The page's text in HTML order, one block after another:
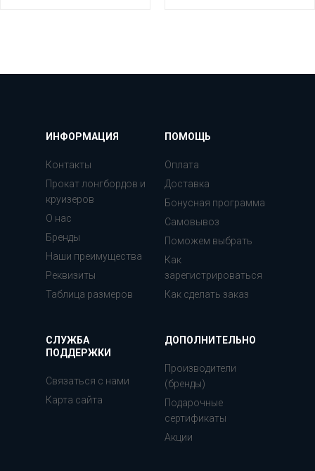
ИНФОРМАЦИЯ
Контакты
Прокат лонгбордов и
круизеров
О нас
Бренды
Наши преимущества
Реквизиты
Таблица размеров
ПОМОЩЬ
Оплата
Доставка
Бонусная программа
Самовывоз
Поможем выбрать
Как
зарегистрироваться
Как сделать заказ
СЛУЖБА
ПОДДЕРЖКИ
Связаться с нами
Карта сайта
ДОПОЛНИТЕЛЬНО
Производители
(бренды)
Подарочные
сертификаты
Акции